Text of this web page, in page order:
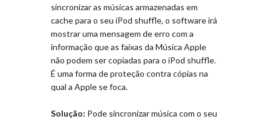
sincronizar as músicas armazenadas em
cache para o seu iPod shuffle, o software irá
mostrar uma mensagem de erro com a
informação que as faixas da Música Apple
não podem ser copiadas para o iPod shuffle.
É uma forma de proteção contra cópias na
qual a Apple se foca.
Solução: Pode sincronizar música com o seu